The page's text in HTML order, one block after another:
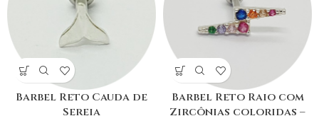
Barbel Reto Cauda de
Sereia
Barbel Reto Raio com
Zircônias coloridas –